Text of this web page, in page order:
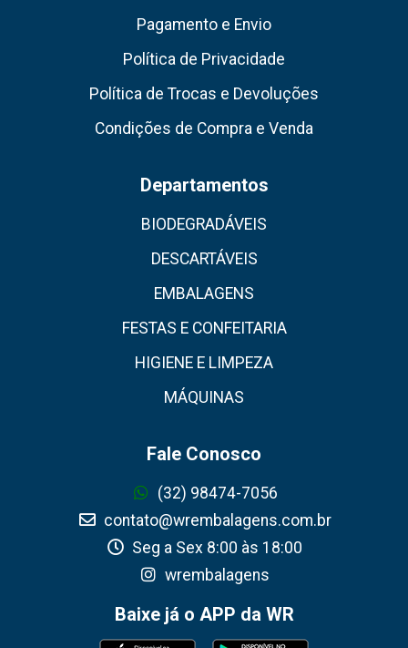
Pagamento e Envio
Política de Privacidade
Política de Trocas e Devoluções
Condições de Compra e Venda
Departamentos
BIODEGRADÁVEIS
DESCARTÁVEIS
EMBALAGENS
FESTAS E CONFEITARIA
HIGIENE E LIMPEZA
MÁQUINAS
Fale Conosco
(32) 98474-7056
contato@wrembalagens.com.br
Seg a Sex 8:00 às 18:00
wrembalagens
Baixe já o APP da WR